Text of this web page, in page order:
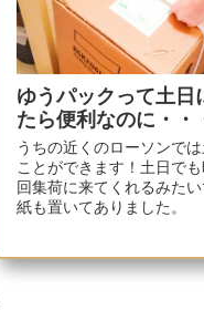
ゆうパックって土日
たら便利なのに・・
うちの近くのローソンで
ことができます！土日で
回集荷に来てくれるみた
紙も置いてありました。